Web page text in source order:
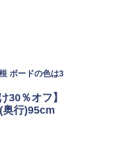
ボードの色は3
30％オフ】
行)95cm